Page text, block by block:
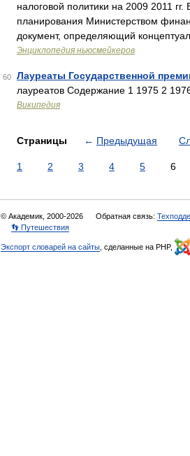
налоговой политики на 2009 2011
планирования Министерством
документ, определяющий
Энциклопедия ньюсмейкеров
60 Лауреаты Государственной
лауреатов Содержание 1 1975 2
Википедия
Страницы ← Предыдущая
1 2 3 4 5 6
© Академик, 2000-2026 Обратная связь:
👣 Путешествия
Экспорт словарей на сайты , сделанные на PHP,